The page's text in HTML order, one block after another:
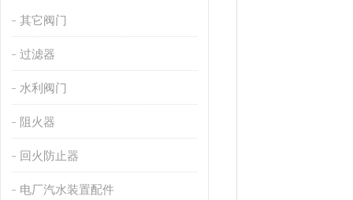
其它阀门
过滤器
水利阀门
阻火器
回火防止器
电厂汽水装置配件